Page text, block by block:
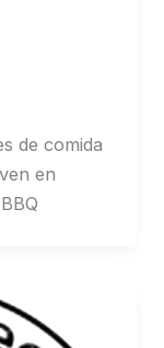
de comida
en